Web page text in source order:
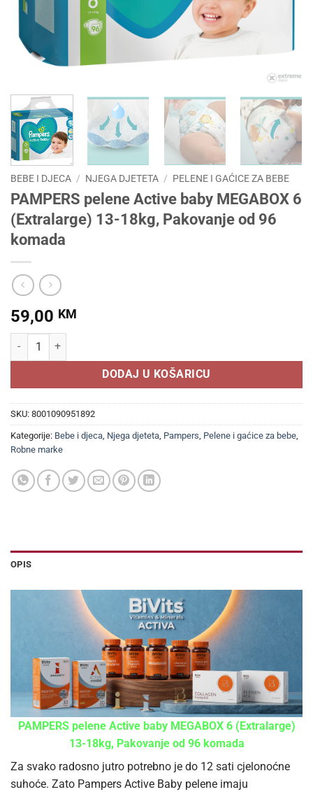
BEBE I DJECA / NJEGA DJETETA / PELENE I GAĆICE ZA BEBE
PAMPERS pelene Active baby MEGABOX 6
(Extralarge) 13-18kg, Pakovanje od 96
komada
59,00 KM
PAMPERS pelene Active baby MEGABOX 6 (Extralarge) 13-18kg,
DODAJ U KOŠARICU
SKU: 8001090951892
Kategorije: Bebe i djeca Njega djeteta Pampers Pelene i gaćice za bebe
Robne marke
OPIS
PAMPERS pelene Active baby MEGABOX 6 (Extralarge)
13-18kg, Pakovanje od 96 komada
Za svako radosno jutro potrebno je do 12 sati cjelonoćne
suhoće. Zato Pampers Active Baby pelene imaju